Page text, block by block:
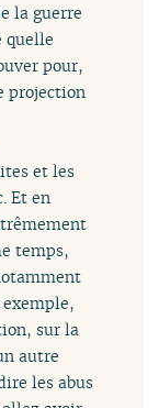
la guerre
quelle
pour,
projection
et les
Et en
temps,
exemple,
sur la
autre
les abus